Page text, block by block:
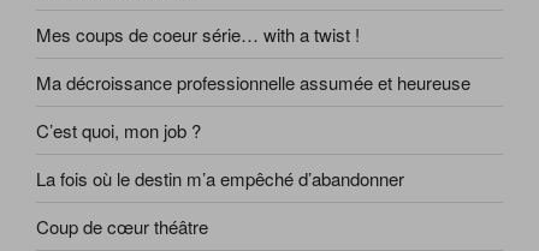
Mes coups de coeur série… with a twist !
Ma décroissance professionnelle assumée et heureuse
C’est quoi, mon job ?
La fois où le destin m’a empêché d’abandonner
Coup de cœur théâtre